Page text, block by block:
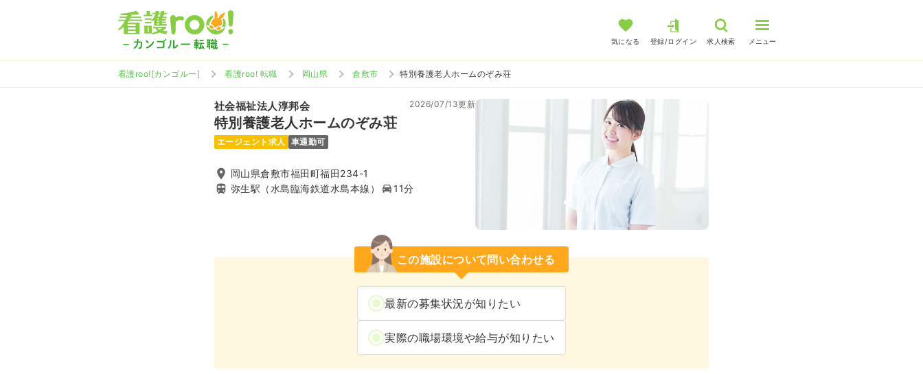
気になる 登録/ログイン 求人検索 メニュー
看護roo![カンゴルー] 看護roo! 転職 岡山県 倉敷市 特別養護老人ホームのぞみ荘
社会福祉法人淳邦会
特別養護老人ホームのぞみ荘
2026/07/13更新
エージェント求人 車通勤可
岡山県倉敷市福田町福田234-1
弥生駅（水島臨海鉄道水島本線）
11分
この施設について問い合わせる
最新の募集状況が知りたい
実際の職場環境や給与が知りたい